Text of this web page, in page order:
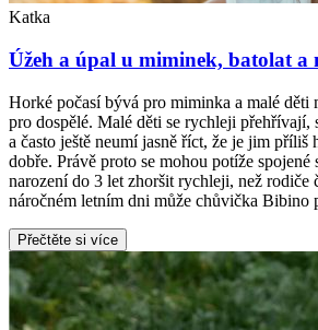
Katka
Úžeh a úpal u miminek, batolat a
Horké počasí bývá pro miminka a malé děti
pro dospělé. Malé děti se rychleji přehřívají,
a často ještě neumí jasně říct, že je jim příliš
dobře. Právě proto se mohou potíže spojené
narození do 3 let zhoršit rychleji, než rodiče
náročném letním dni může chůvička Bibino
Přečtěte si více